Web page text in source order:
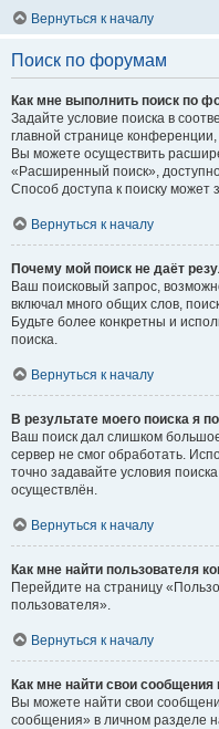
Вернуться к началу
Поиск по форумам
Как мне выполнить поиск по
Задайте условие поиска в
главной странице
Вы можете осуществить
«Расширенный поиск»,
Способ доступа к поиску может
Вернуться к началу
Почему мой поиск не даёт
Ваш поисковый запрос,
включал много общих слов,
Будьте более конкретны и
поиска.
Вернуться к началу
В результате моего поиска я
Ваш поиск дал слишком
сервер не смог обработать.
точно задавайте условия
осуществлён.
Вернуться к началу
Как мне найти пользователя
Перейдите на страницу
пользователя».
Вернуться к началу
Как мне найти свои
Вы можете найти свои
сообщения» в личном разделе